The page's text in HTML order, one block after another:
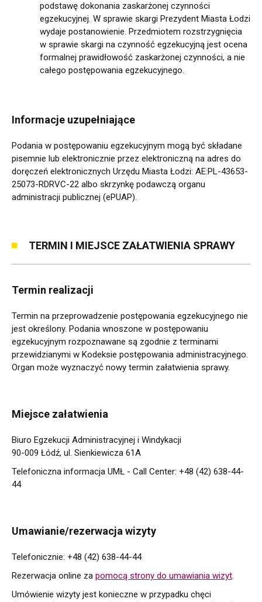
podstawę dokonania zaskarżonej czynności
egzekucyjnej. W sprawie skargi Prezydent Miasta Łodzi
wydaje postanowienie. Przedmiotem rozstrzygnięcia
w sprawie skargi na czynność egzekucyjną jest ocena
formalnej prawidłowość zaskarżonej czynności, a nie
całego postępowania egzekucyjnego.
Informacje uzupełniające
Podania w postępowaniu egzekucyjnym mogą być składane
pisemnie lub elektronicznie przez elektroniczną na adres do
doręczeń elektronicznych Urzędu Miasta Łodzi: AE:PL-43653-
25073-RDRVC-22 albo skrzynkę podawczą organu
administracji publicznej (ePUAP).
TERMIN I MIEJSCE ZAŁATWIENIA SPRAWY
Termin realizacji
Termin na przeprowadzenie postępowania egzekucyjnego nie
jest określony. Podania wnoszone w postępowaniu
egzekucyjnym rozpoznawane są zgodnie z terminami
przewidzianymi w Kodeksie postępowania administracyjnego.
Organ może wyznaczyć nowy termin załatwienia sprawy.
Miejsce załatwienia
Biuro Egzekucji Administracyjnej i Windykacji
90-009 Łódź, ul. Sienkiewicza 61A
Telefoniczna informacja UMŁ - Call Center: +48 (42) 638-44-
44
Umawianie/rezerwacja wizyty
Telefonicznie: +48 (42) 638-44-44
Rezerwacja online za pomocą strony do umawiania wizyt.
Umówienie wizyty jest konieczne w przypadku chęci